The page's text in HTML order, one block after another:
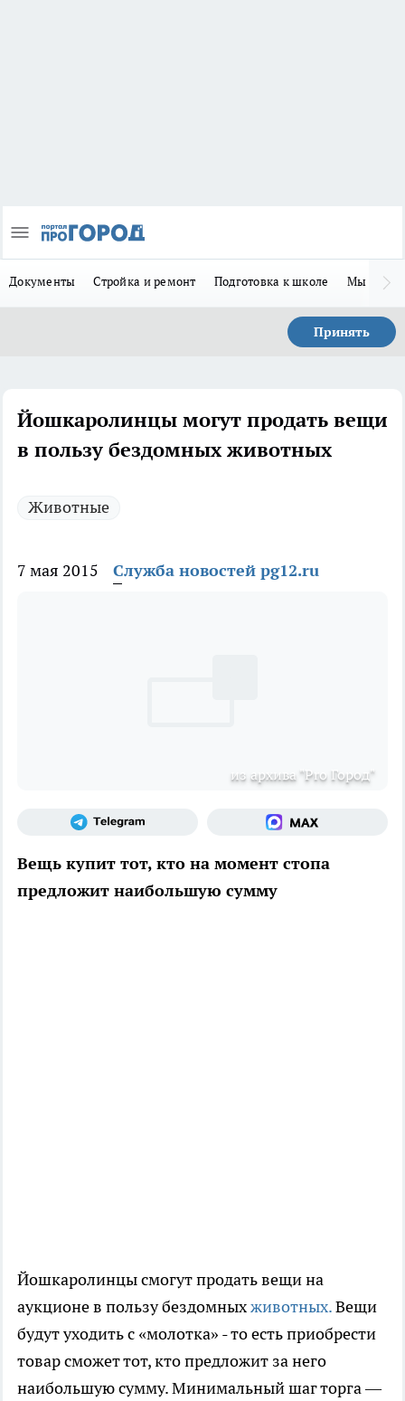
Документы Стройка и ремонт Подготовка к школе Мы в MAX
Принять
Йошкаролинцы могут продать вещи
в пользу бездомных животных
Животные
7 мая 2015 Служба новостей pg12.ru
из архива "Pro Город"
Вещь купит тот, кто на момент стопа
предложит наибольшую сумму
Йошкаролинцы смогут продать вещи на
аукционе в пользу бездомныхживотных.Вещи
будут уходить с «молотка» - то есть приобрести
товар сможет тот, кто предложит за него
наибольшую сумму. Минимальный шаг торга —